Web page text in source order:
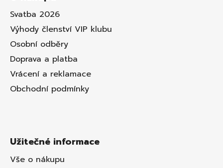
Svatba 2026
Výhody členství VIP klubu
Osobní odběry
Doprava a platba
Vrácení a reklamace
Obchodní podmínky
Užitečné informace
Vše o nákupu